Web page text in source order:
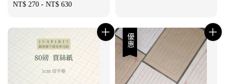
Regular
NT$ 270 - NT$ 630
優惠